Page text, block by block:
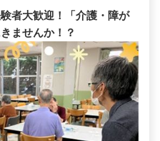
者大歓迎！「介護・障が
ませんか！？